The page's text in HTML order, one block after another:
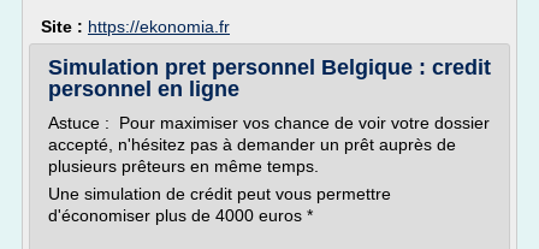
Site : https://ekonomia.fr
Simulation pret personnel Belgique : credit
personnel en ligne
Astuce : Pour maximiser vos chance de voir votre dossier
accepté, n'hésitez pas à demander un prêt auprès de
plusieurs prêteurs en même temps.
Une simulation de crédit peut vous permettre
d'économiser plus de 4000 euros *